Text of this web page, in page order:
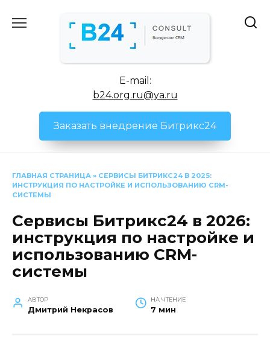
E-mail:
b24.org.ru@ya.ru
Заказать внедрение Битрикс24
ГЛАВНАЯ СТРАНИЦА » СЕРВИСЫ БИТРИКС24 В 2025:
ИНСТРУКЦИЯ ПО НАСТРОЙКЕ И ИСПОЛЬЗОВАНИЮ CRM-
СИСТЕМЫ
Сервисы Битрикс24 в 2026:
инструкция по настройке и
использованию CRM-
системы
АВТОР
Дмитрий Некрасов
НА ЧТЕНИЕ
7 мин